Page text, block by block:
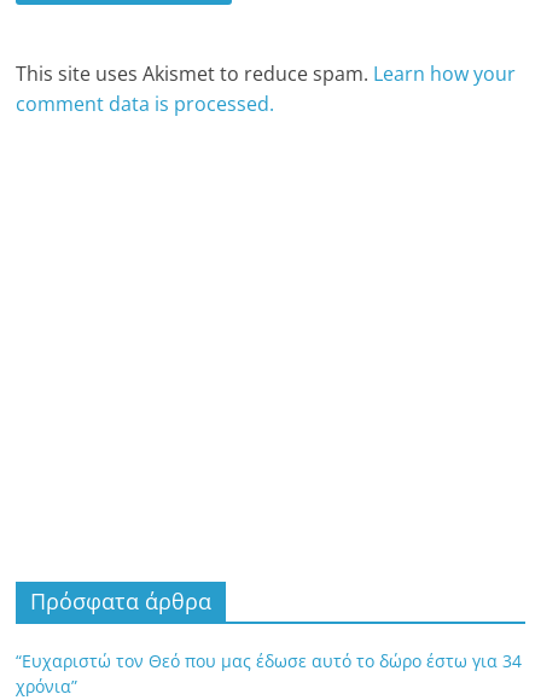
This site uses Akismet to reduce spam. Learn how your
comment data is processed.
Πρόσφατα άρθρα
“Ευχαριστώ τον Θεό που μας έδωσε αυτό το δώρο έστω για 34
χρόνια”